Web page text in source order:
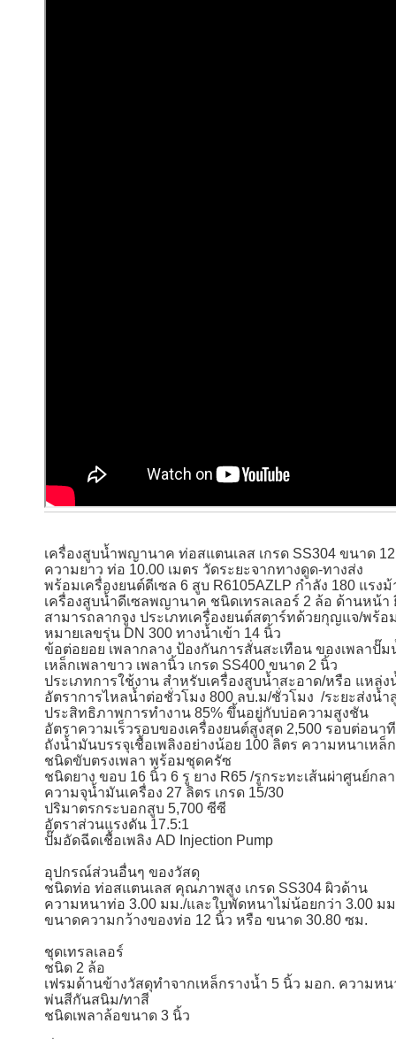
เครื่องสูบน้ำพญานาค ท่อสแตนเลส เกรด SS304 ขนาด
ความยาว ท่อ 10.00 เมตร วัดระยะจากทางดูด-ทางส่ง
พร้อมเครื่องยนต์ดีเซล 6 สูบ R6105AZLP กำลัง 180 แรง
เครื่องสูบน้ำดีเซลพญานาค ชนิดเทรลเลอร์ 2 ล้อ ด้านหน้า
สามารถลากจูง ประเภทเครื่องยนต์สตาร์ทด้วยกุญแจ/พร้อ
หมายเลขรุ่น DN 300 ทางน้ำเข้า 14 นิ้ว
ข้อต่อยอย เพลากลาง ป้องกันการสั่นสะเทือน ของเพลาปั๊
เหล็กเพลาขาว เพลานิ้ว เกรด SS400 ขนาด 2 นิ้ว
ประเภทการใช้งาน สำหรับเครื่องสูบน้ำสะอาด/หรือ แหล่
อัตราการไหลน้ำต่อชั่วโมง 800 ลบ.ม/ชั่วโมง /ระยะส่งน้ำ
ประสิทธิภาพการทำงาน 85% ขึ้นอยู่กับบ่อความสูงชัน
อัตราความเร็วรอบของเครื่องยนต์สูงสุด 2,500 รอบต่อน
ถังน้ำมันบรรจุเชื้อเพลิงอย่างน้อย 100 ลิตร ความหนาเหล็
ชนิดขับตรงเพลา พร้อมชุดครัซ
ชนิดยาง ขอบ 16 นิ้ว 6 รู ยาง R65 /รูกระทะเส้นผ่าศูนย์กล
ความจุน้ำมันเครื่อง 27 ลิตร เกรด 15/30
ปริมาตรกระบอกสูบ 5,700 ซีซี
อัตราส่วนแรงดัน 17.5:1
ปั๊มอัดฉีดเชื้อเพลิง AD Injection Pump
อุปกรณ์ส่วนอื่นๆ ของวัสดุ
ชนิดท่อ ท่อสแตนเลส คุณภาพสูง เกรด SS304 ผิวด้าน
ความหนาท่อ 3.00 มม./และใบพัดหนาไม่น้อยกว่า 3.00 ม
ขนาดความกว้างของท่อ 12 นิ้ว หรือ ขนาด 30.80 ซม.
ชุดเทรลเลอร์
ชนิด 2 ล้อ
เฟรมด้านข้างวัสดุทำจากเหล็กรางน้ำ 5 นิ้ว มอก. ความห
พ่นสีกันสนิม/ทาสี
ชนิดเพลาล้อขนาด 3 นิ้ว